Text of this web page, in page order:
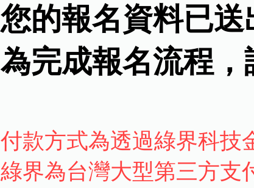
您的報名資料已送
為完成報名流程，
付款方式為透過綠界科技
綠界為台灣大型第三方支